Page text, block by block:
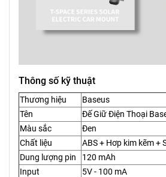
Thông số kỹ thuật
Thương hiệu
Baseus
Tên
Đế Giữ Điện Thoại
Màu sắc
Đen
Chất liệu
ABS + Hơp kim kẽm +
Dung lượng pin
120 mAh
Input
5V - 100 mA